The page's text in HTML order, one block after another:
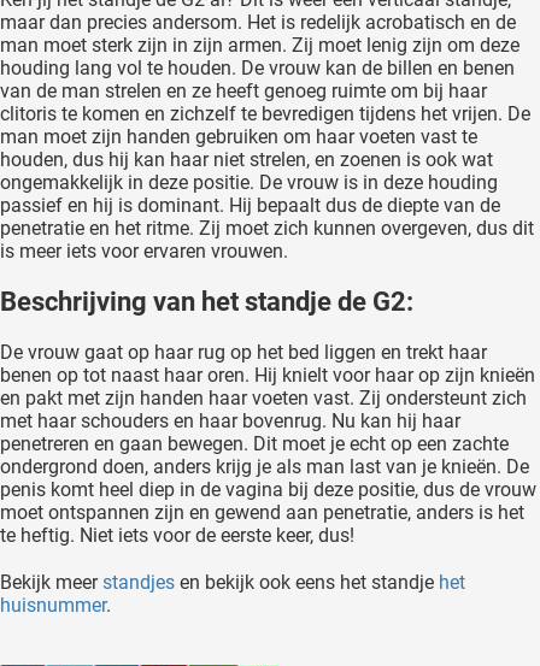
maar dan precies andersom. Het is redelijk acrobatisch en de
man moet sterk zijn in zijn armen. Zij moet lenig zijn om deze
houding lang vol te houden. De vrouw kan de billen en benen
van de man strelen en ze heeft genoeg ruimte om bij haar
clitoris te komen en zichzelf te bevredigen tijdens het vrijen. De
man moet zijn handen gebruiken om haar voeten vast te
houden, dus hij kan haar niet strelen, en zoenen is ook wat
ongemakkelijk in deze positie. De vrouw is in deze houding
passief en hij is dominant. Hij bepaalt dus de diepte van de
penetratie en het ritme. Zij moet zich kunnen overgeven, dus dit
is meer iets voor ervaren vrouwen.
Beschrijving van het standje de G2:
De vrouw gaat op haar rug op het bed liggen en trekt haar
benen op tot naast haar oren. Hij knielt voor haar op zijn knieën
en pakt met zijn handen haar voeten vast. Zij ondersteunt zich
met haar schouders en haar bovenrug. Nu kan hij haar
penetreren en gaan bewegen. Dit moet je echt op een zachte
ondergrond doen, anders krijg je als man last van je knieën. De
penis komt heel diep in de vagina bij deze positie, dus de vrouw
moet ontspannen zijn en gewend aan penetratie, anders is het
te heftig. Niet iets voor de eerste keer, dus!
Bekijk meerstandjes en bekijk ook eens het standje het
huisnummer.